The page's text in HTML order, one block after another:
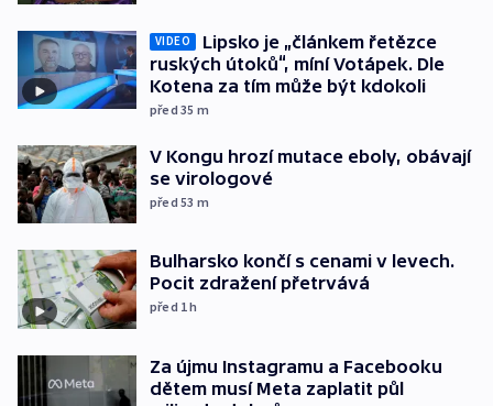
VIDEO
Lipsko je „článkem řetězce
ruských útoků“, míní Votápek. Dle
Kotena za tím může být kdokoli
před 35 m
V Kongu hrozí mutace eboly, obávají
se virologové
před 53 m
Bulharsko končí s cenami v levech.
Pocit zdražení přetrvává
před 1h
Za újmu Instagramu a Facebooku
dětem musí Meta zaplatit půl